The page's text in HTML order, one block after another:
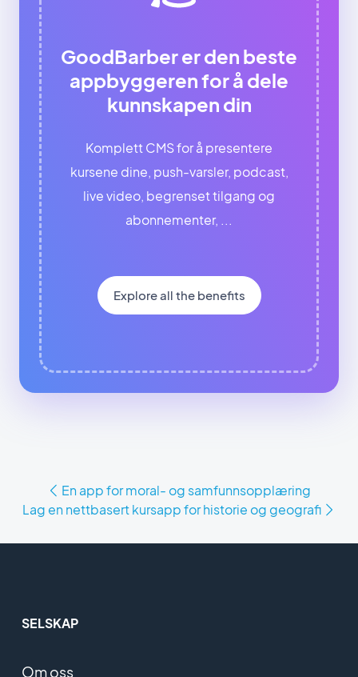
GoodBarber er den beste
appbyggeren for å dele
kunnskapen din
Komplett CMS for å presentere
kursene dine, push-varsler, podcast,
live video, begrenset tilgang og
abonnementer, ...
Explore all the benefits
En app for moral- og samfunnsopplæring
Lag en nettbasert kursapp for historie og geografi
SELSKAP
Om oss